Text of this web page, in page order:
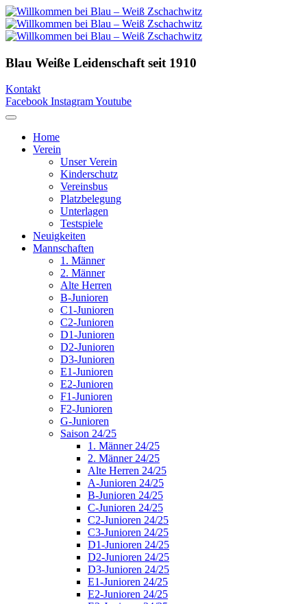
Blau Weiße Leidenschaft seit 1910
Kontakt
Facebook InstagramYoutube
Home
Verein
Unser Verein
Kinderschutz
Vereinsbus
Platzbelegung
Unterlagen
Testspiele
Neuigkeiten
Mannschaften
1. Männer
2. Männer
Alte Herren
B-Junioren
C1-Junioren
C2-Junioren
D1-Junioren
D2-Junioren
D3-Junioren
E1-Junioren
E2-Junioren
F1-Junioren
F2-Junioren
G-Junioren
Saison 24/25
1. Männer 24/25
2. Männer 24/25
Alte Herren 24/25
A-Junioren 24/25
B-Junioren 24/25
C-Junioren 24/25
C2-Junioren 24/25
C3-Junioren 24/25
D1-Junioren 24/25
D2-Junioren 24/25
D3-Junioren 24/25
E1-Junioren 24/25
E2-Junioren 24/25